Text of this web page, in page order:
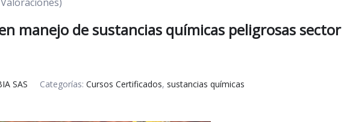
manejo de sustancias químicas peligrosas sector
SAS Categorías: Cursos Certificados, sustancias químicas